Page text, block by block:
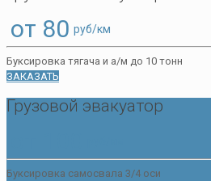
от 80 руб/км
Буксировка тягача и а/м до 10 тонн
ЗАКАЗАТЬ
Грузовой эвакуатор
Буксировка самосвала 3/4 оси